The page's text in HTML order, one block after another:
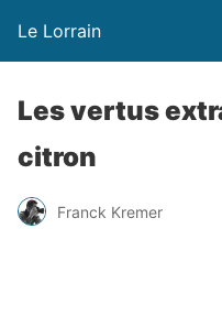
Le Lorrain
Les vertus
citron
Franck Kremer